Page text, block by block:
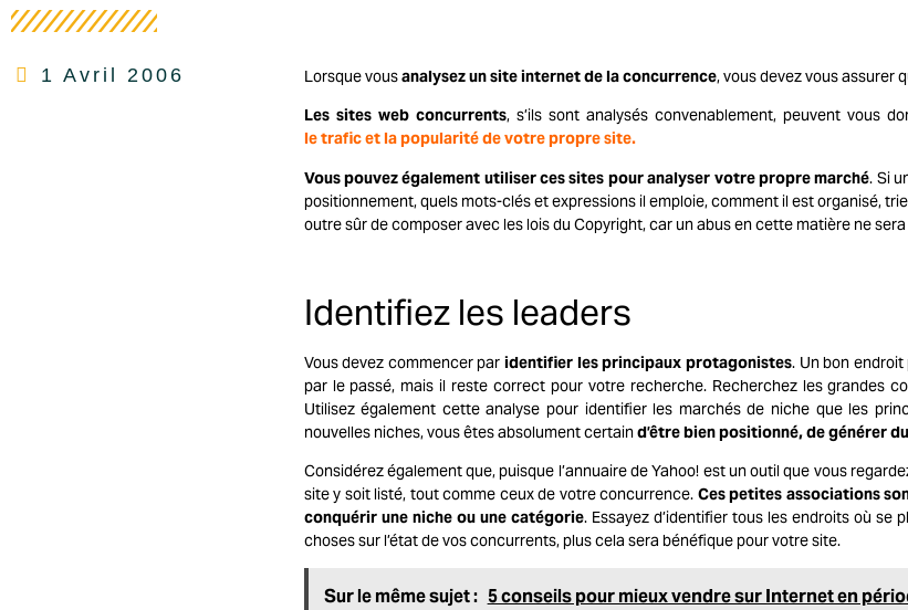
1 Avril 2006 Lorsque vousanalysez unsite internetde la concurrence, vous devez vous assurer
Les sites web concurrents, s’ils sont analysés convenablement, peuvent vous
le trafic et la popularité de votre propre site.
Vous pouvez également utiliser ces sites pour analyser votre propre marché. Si
positionnement, quels mots-clés et expressions il emploie, comment il est organisé,
outre sûr de composer avec les lois du Copyright, car un abus en cette matière ne
Identifiez les leaders
Vous devez commencer paridentifier les principaux protagonistes. Un bon endroit
par le passé, mais il reste correct pour votre recherche. Recherchez les grandes
Utilisez également cette analyse pour identifier les marchés de niche que les
nouvelles niches, vous êtes absolument certaind’être bien positionné, de générer
Considérez également que, puisque l’annuaire de Yahoo! est un outil que vous
site y soit listé, tout comme ceux de votre concurrence. Ces petites associations
conquérir une niche ou une catégorie. Essayez d’identifier tous les endroits où se
choses sur l’état de vos concurrents, plus cela sera bénéfique pour votre site.
Sur le même sujet : 5 conseils pour mieux vendre sur Internet en